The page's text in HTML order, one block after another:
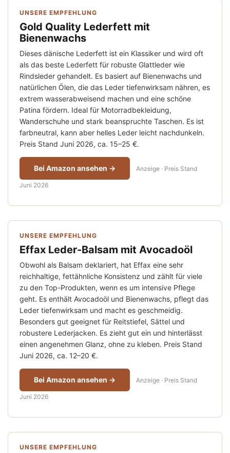
UNSERE EMPFEHLUNG
Gold Quality Lederfett mit
Bienenwachs
Dieses dänische Lederfett ist ein Klassiker und wird oft
als das beste Lederfett für robuste Glattleder wie
Rindsleder gehandelt. Es basiert auf Bienenwachs und
natürlichen Ölen, die das Leder tiefenwirksam nähren, es
extrem wasserabweisend machen und eine schöne
Patina fördern. Ideal für Motorradbekleidung,
Wanderschuhe und stark beanspruchte Taschen. Es ist
farbneutral, kann aber helles Leder leicht nachdunkeln.
Preis Stand Juni 2026, ca. 15–25 €.
Bei Amazon ansehen → Anzeige · Preis Stand
Juni 2026
UNSERE EMPFEHLUNG
Effax Leder-Balsam mit Avocadoöl
Obwohl als Balsam deklariert, hat Effax eine sehr
reichhaltige, fettähnliche Konsistenz und zählt für viele
zu den Top-Produkten, wenn es um intensive Pflege
geht. Es enthält Avocadoöl und Bienenwachs, pflegt das
Leder tiefenwirksam und macht es geschmeidig.
Besonders gut geeignet für Reitstiefel, Sättel und
robustere Lederjacken. Es zieht gut ein und hinterlässt
einen angenehmen Glanz, ohne zu kleben. Preis Stand
Juni 2026, ca. 12–20 €.
Bei Amazon ansehen → Anzeige · Preis Stand
Juni 2026
UNSERE EMPFEHLUNG